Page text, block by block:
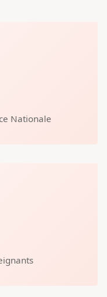
Nationale